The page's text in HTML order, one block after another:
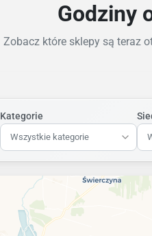
Godziny
Zobacz które sklepy są teraz
Kategorie
Wszystkie kategorie